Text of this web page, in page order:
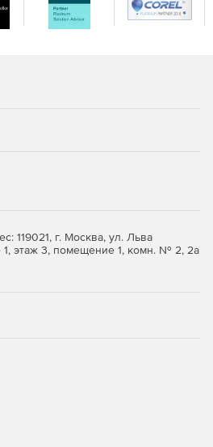
имеют ограниченный доступ к
могут просматривать только
предоставляющая
проверки.
системой XI благодаря контролю
о результатах проверок.
119021, г. Москва, ул. Льва
1, этаж 3, помещение 1, комн. № 2, 2а